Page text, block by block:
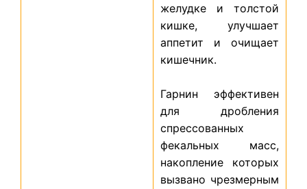
желудке и толстой
кишке, улучшает
аппетит и очищает
кишечник.
Гарнин эффективен
для дробления
спрессованных
фекальных масс,
накопление которых
вызвано чрезмерным